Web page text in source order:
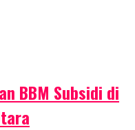
BBM Subsidi di